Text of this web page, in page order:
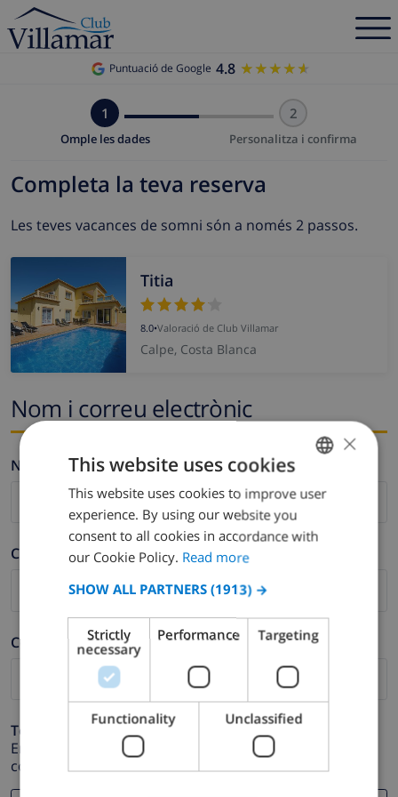
Puntuació de Google 4.8 ★★★★★
★★★★★
1
Omple les dades
2
Personalitza i confirma
Completa la teva reserva
Les teves vacances de somni són a només 2 passos.
Titia
8.0•Valoració de Club Villamar
Calpe, Costa Blanca
Nom i correu electrònic
Nom *
Cognom *
Correu electrònic *
Telèfon *
En cas que la direcció de correu electrònic no funcioni
correctament.
ENGLISH
DUTCH
CATALAN
ITALIAN
DANISH
NORWEGIAN
×
This website uses cookies
This website uses cookies to improve user
experience. By using our website you
consent to all cookies in accordance with
our Cookie Policy. Read more
SHOW ALL PARTNERS (1913) →
Strictly
necessary
Performance Targeting
Functionality Unclassified